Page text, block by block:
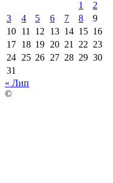
1
2
3
4 5 6 7 8
9
10 11 12 13 14 15 16
17 18 19 20 21 22 23
24 25 26 27 28 29 30
31
« Лип
©